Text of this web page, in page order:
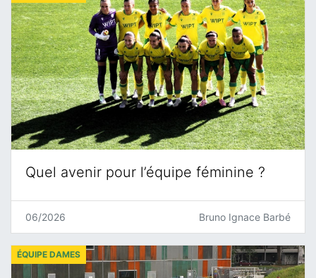
Quel avenir pour l’équipe féminine ?
06/2026 Bruno Ignace Barbé
ÉQUIPE DAMES